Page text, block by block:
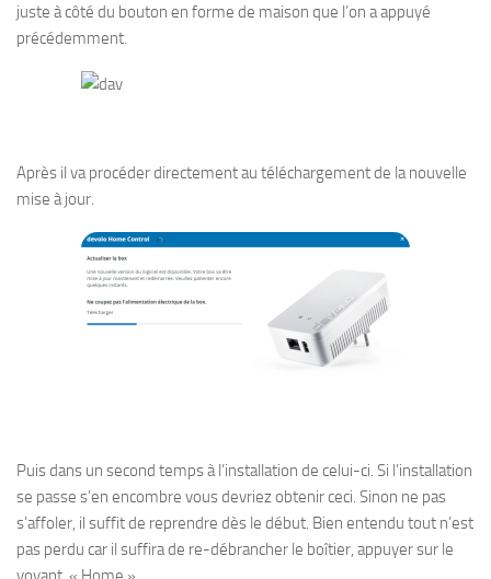
juste à côté du bouton en forme de maison que l’on a appuyé
précédemment.
Après il va procéder directement au téléchargement de la nouvelle
mise à jour.
Puis dans un second temps à l’installation de celui-ci. Si l’installation
se passe s’en encombre vous devriez obtenir ceci. Sinon ne pas
s’affoler, il suffit de reprendre dès le début. Bien entendu tout n’est
pas perdu car il suffira de re-débrancher le boîtier, appuyer sur le